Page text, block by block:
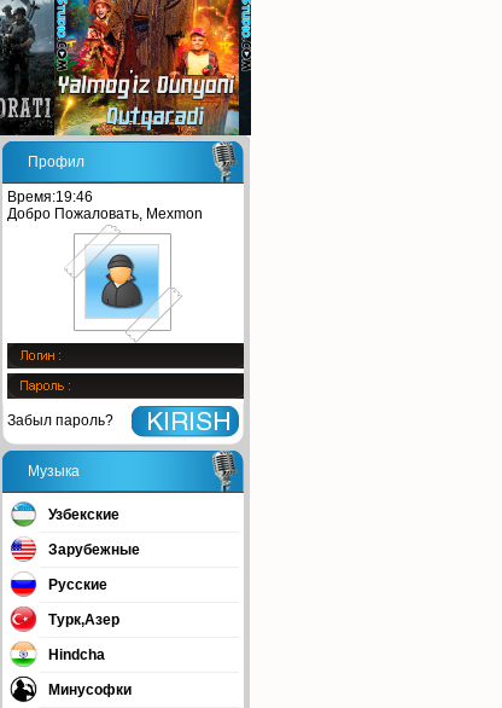
Профил
Время:19:46
Добро Пожаловать, Mexmon
Забыл пароль?
Музыка
Узбекские
Зарубежные
Русские
Турк,Азер
Hindcha
Минусофки